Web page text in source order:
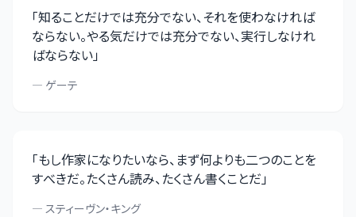
「知ることだけでは充分でない、それを使わなければ
ならない。やる気だけでは充分でない、実行しなけれ
ばならない」
— ゲーテ
「もし作家になりたいなら、まず何よりも二つのことを
すべきだ。たくさん読み、たくさん書くことだ」
— スティーヴン・キング